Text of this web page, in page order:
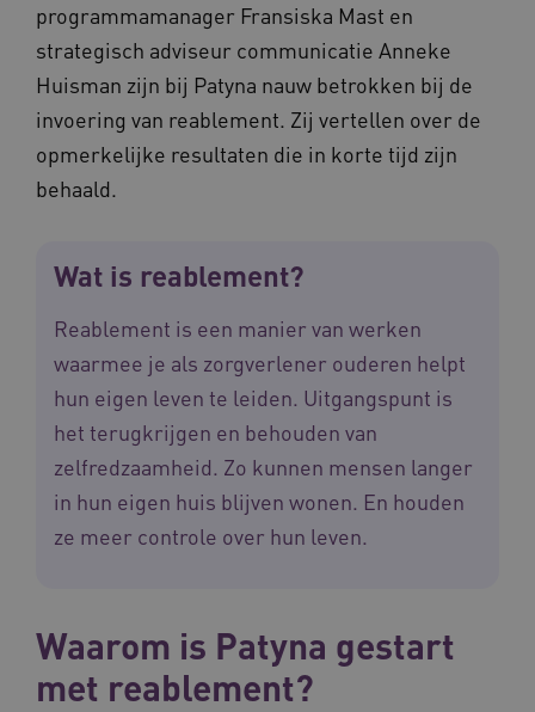
programmamanager Fransiska Mast en
strategisch adviseur communicatie Anneke
Huisman zijn bij Patyna nauw betrokken bij de
invoering van reablement. Zij vertellen over de
opmerkelijke resultaten die in korte tijd zijn
behaald.
Wat is reablement?
Reablement is een manier van werken
waarmee je als zorgverlener ouderen helpt
hun eigen leven te leiden. Uitgangspunt is
het terugkrijgen en behouden van
zelfredzaamheid. Zo kunnen mensen langer
in hun eigen huis blijven wonen. En houden
ze meer controle over hun leven.
Waarom is Patyna gestart
met reablement?